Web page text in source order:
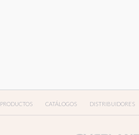
PRODUCTOS CATÁLOGOS DISTRIBUIDORES